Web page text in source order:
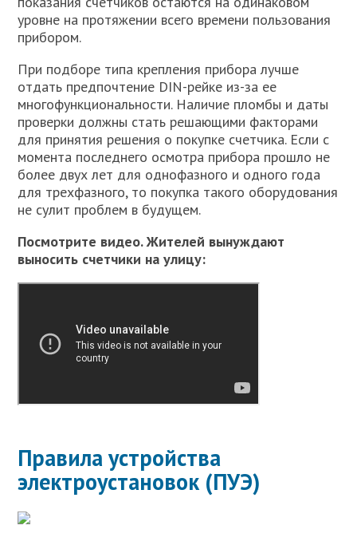
уровне на протяжении всего времени пользования
прибором.
При подборе типа крепления прибора лучше
отдать предпочтение DIN-рейке из-за ее
многофункциональности. Наличие пломбы и даты
проверки должны стать решающими факторами
для принятия решения о покупке счетчика. Если с
момента последнего осмотра прибора прошло не
более двух лет для однофазного и одного года
для трехфазного, то покупка такого оборудования
не сулит проблем в будущем.
Посмотрите видео. Жителей вынуждают
выносить счетчики на улицу:
Правила устройства
электроустановок (ПУЭ)